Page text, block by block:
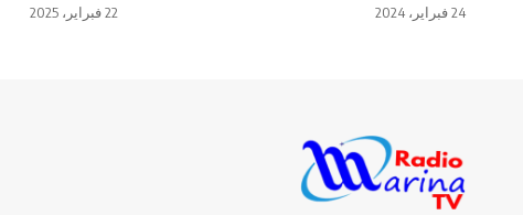
24 فبراير، 2024 22 فبراير، 2025